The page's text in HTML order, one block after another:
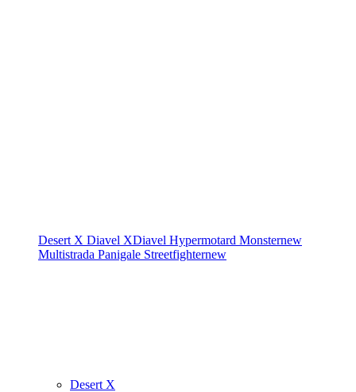
Desert X Diavel XDiavel Hypermotard Monsternew
Multistrada Panigale Streetfighternew
Desert X